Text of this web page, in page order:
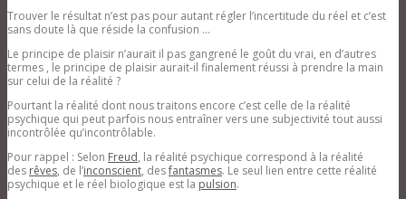
Trouver le résultat n’est pas pour autant régler l’incertitude du réel et c’est
sans doute là que réside la confusion …
Le principe de plaisir n’aurait il pas gangrené le goût du vrai, en d’autres
termes , le principe de plaisir aurait-il finalement réussi à prendre la main
sur celui de la réalité ?
Pourtant la réalité dont nous traitons encore c’est celle de la réalité
psychique qui peut parfois nous entraîner vers une subjectivité tout aussi
incontrôlée qu’incontrôlable.
Pour rappel : Selon Freud, la réalité psychique correspond à la réalité
des rêves, de l’inconscient, desfantasmes. Le seul lien entre cette réalité
psychique et le réel biologique est la pulsion.